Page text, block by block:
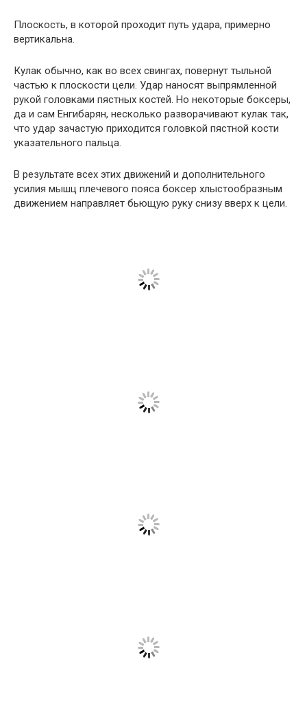
Плоскость, в которой проходит путь удара, примерно
вертикальна.
Кулак обычно, как во всех свингах, повернут тыльной
частью к плоскости цели. Удар наносят выпрямленной
рукой головками пястных костей. Но некоторые боксеры,
да и сам Енгибарян, несколько разворачивают кулак так,
что удар зачастую приходится головкой пястной кости
указательного пальца.
В результате всех этих движений и дополнительного
усилия мышц плечевого пояса боксер хлыстообразным
движением направляет бьющую руку снизу вверх к цели.